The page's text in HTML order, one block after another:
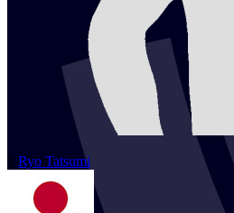
1 Ryo Tatsumi